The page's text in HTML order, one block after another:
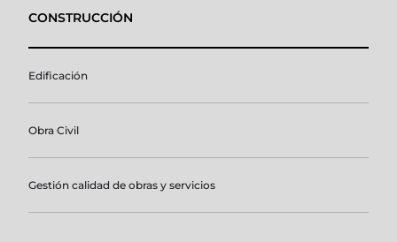
CONSTRUCCIÓN
Edificación
Obra Civil
Gestión calidad de obras y servicios